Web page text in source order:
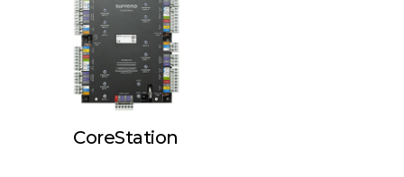
CoreStation